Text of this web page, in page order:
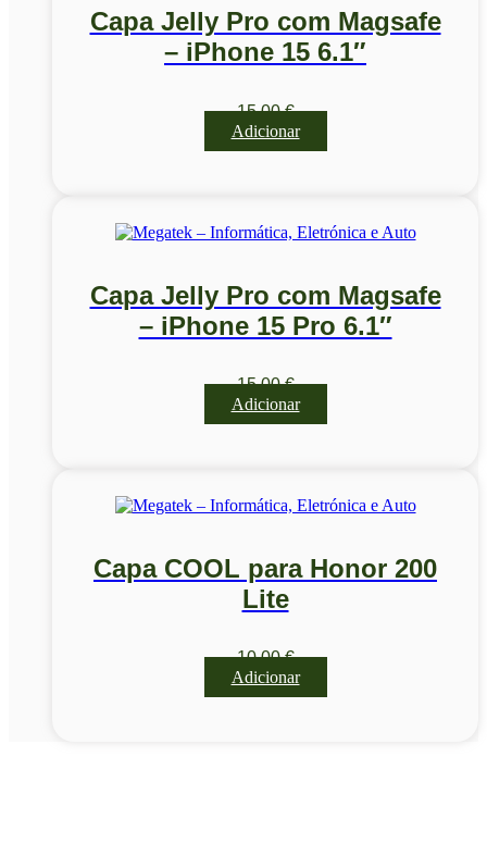
Capa Jelly Pro com Magsafe
– iPhone 15 6.1″
15,00€
Adicionar
Capa Jelly Pro com Magsafe
– iPhone 15 Pro 6.1″
15,00€
Adicionar
Capa COOL para Honor 200
Lite
10,00€
Adicionar